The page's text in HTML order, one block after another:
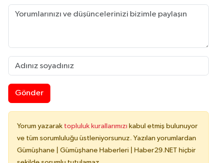
Gönder
Yorum yazarak topluluk kurallarımızı kabul etmiş bulunuyor
ve tüm sorumluluğu üstleniyorsunuz. Yazılan yorumlardan
Gümüşhane | Gümüşhane Haberleri | Haber29.NET hiçbir